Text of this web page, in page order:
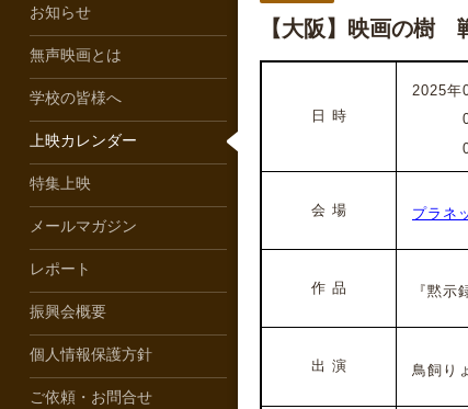
【大阪】映画の樹
日 時
2025年
会 場 プラネ
作 品 『黙示
出 演 鳥飼り
お知らせ
無声映画とは
学校の皆様へ
上映カレンダー
特集上映
メールマガジン
レポート
振興会概要
個人情報保護方針
ご依頼・お問合せ